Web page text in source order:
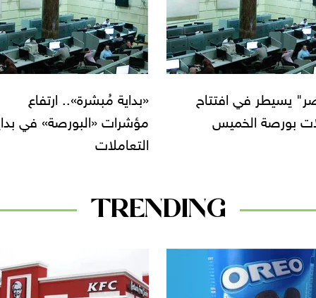
مُبشرة».. ارتفاع
«البورصة» في بداية
ارتفاع جماعي لـ«مؤشرات»
البورصة في مستهل
الأسبوع
TRENDING